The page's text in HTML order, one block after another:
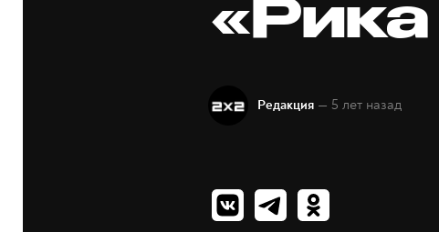
Редакция — 5 лет назад